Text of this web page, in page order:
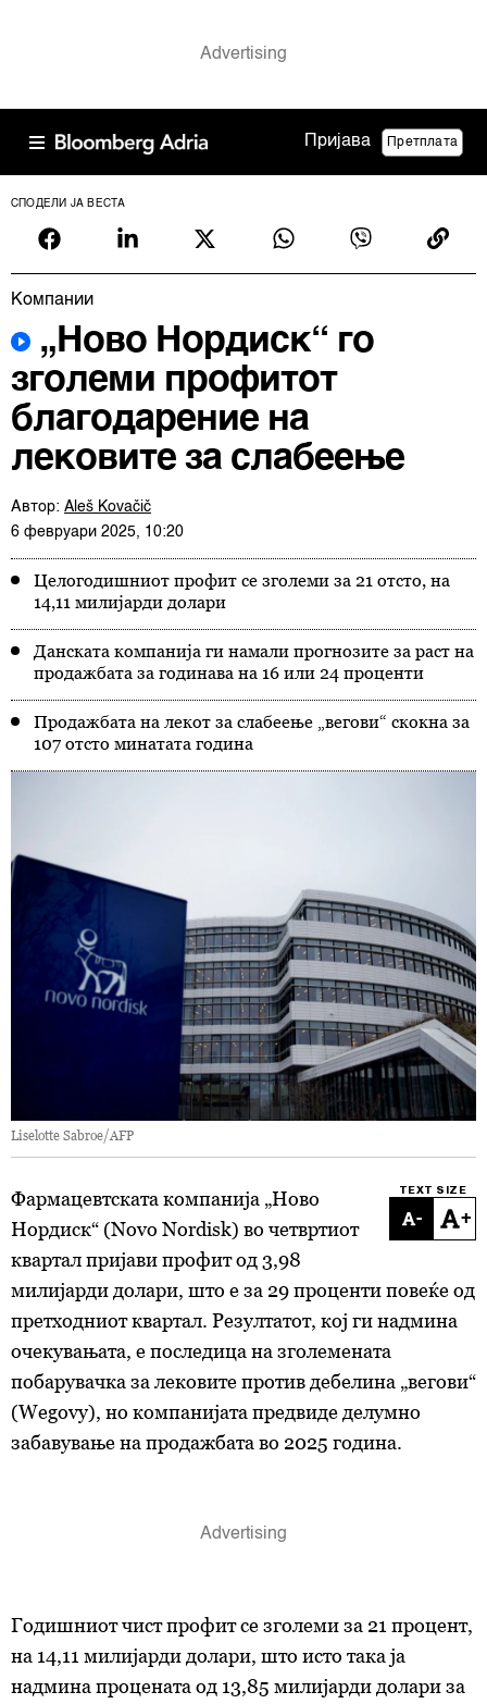
Пријава Претплата
СПОДЕЛИ ЈА ВЕСТА
Компании
„Ново Нордиск“ го
зголеми профитот
благодарение на
лековите за слабеење
Автор: Aleš Kovačič
6 февруари 2025, 10:20
Целогодишниот профит се зголеми за 21 отсто, на
14,11 милијарди долари
Данската компанија ги намали прогнозите за раст на
продажбата за годинава на 16 или 24 проценти
Продажбата на лекот за слабеење „вегови“ скокна за
107 отсто минатата година
Liselotte Sabroe/AFP
TEXT SIZE
- +
Фармацевтската компанија „Ново
Нордиск“ (Novo Nordisk) во четвртиот
квартал пријави профит од 3,98
милијарди долари, што е за 29 проценти повеќе од
претходниот квартал. Резултатот, кој ги надмина
очекувањата, е последица на зголемената
побарувачка за лековите против дебелина „вегови“
(Wegovy), но компанијата предвиде делумно
забавување на продажбата во 2025 година.
Годишниот чист профит се зголеми за 21 процент,
на 14,11 милијарди долари, што исто така ја
надмина процената од 13,85 милијарди долари за